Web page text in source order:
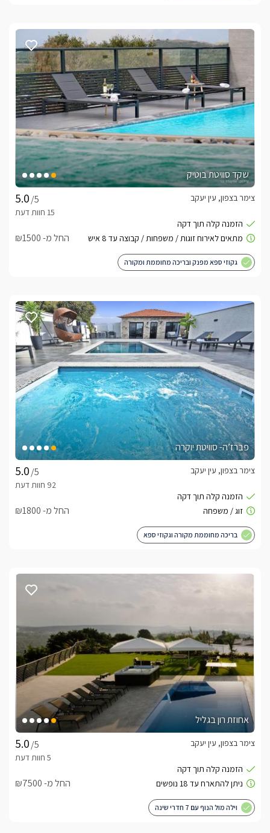
שקד סוויטת בוטיק
/5
צימר בצפון, עין יעקב
החל מ- ₪1500
גקוזי ספא מפנק ובריכה מחוממת ומקורה
פברז’ה- סוויטת יוקרה
/5
צימר בצפון, עין יעקב
החל מ- ₪1800
בריכה מחוממת מקורה וגקוזי ספא
אחוזת רון בגליל
/5
צימר בצפון, עין יעקב
החל מ- ₪7500
וילה מול הנוף עם 7 חדרי שינה